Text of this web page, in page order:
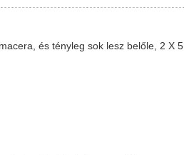
és tényleg sok lesz belőle, 2 X 5